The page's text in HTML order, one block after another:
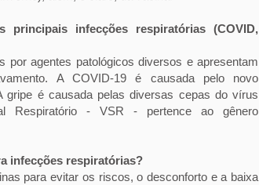
infecções respiratórias (COVID,
por agentes patológicos diversos e apresentam
A COVID-19 é causada pelo novo
gripe é causada pelas diversas cepas do vírus
Respiratório - VSR - pertence ao gênero
infecções respiratórias?
para evitar os riscos, o desconforto e a baixa